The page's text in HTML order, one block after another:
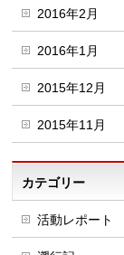
2016年2月
2016年1月
2015年12月
2015年11月
カテゴリー
活動レポート